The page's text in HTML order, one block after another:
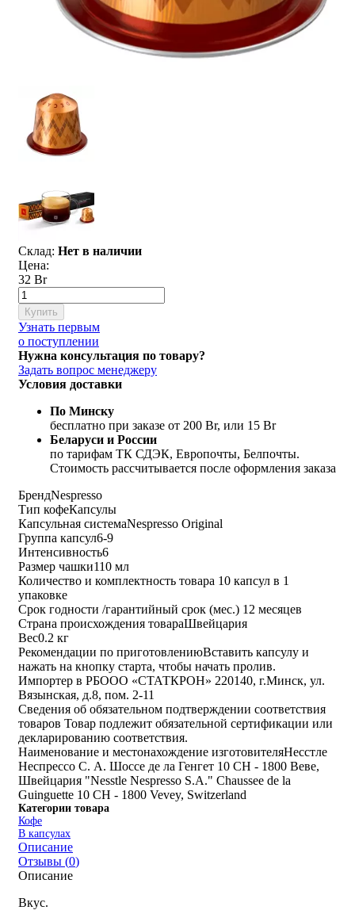
Склад: Нет в наличии
Цена:
32 Br
Купить
Узнать первым
о поступлении
Нужна консультация по товару?
Задать вопрос менеджеру
Условия доставки
По Минску
бесплатно при заказе от 200 Br, или 15 Br
Беларуси и России
по тарифам ТК СДЭК, Европочты, Белпочты.
Стоимость рассчитывается после оформления заказа
БрендNespresso
Тип кофеКапсулы
Капсульная системаNespresso Original
Группа капсул6-9
Интенсивность6
Размер чашки110 мл
Количество и комплектность товара 10 капсул в 1
упаковке
Срок годности /гарантийный срок (мес.) 12 месяцев
Страна происхождения товараШвейцария
Вес0.2 кг
Рекомендации по приготовлениюВставить капсулу и
нажать на кнопку старта, чтобы начать пролив.
Импортер в РБООО «СТАТКРОН» 220140, г.Минск, ул.
Вязынская, д.8, пом. 2-11
Сведения об обязательном подтверждении соответствия
товаров Товар подлежит обязательной сертификации или
декларированию соответствия.
Наименование и местонахождение изготовителяНесстле
Неспрессо С. А. Шоссе де ла Генгет 10 CH - 1800 Веве,
Швейцария "Nesstle Nespresso S.A." Chaussee de la
Guinguette 10 CH - 1800 Vevey, Switzerland
Категории товара
Кофе
В капсулах
Описание
Отзывы (0)
Описание
Вкус.